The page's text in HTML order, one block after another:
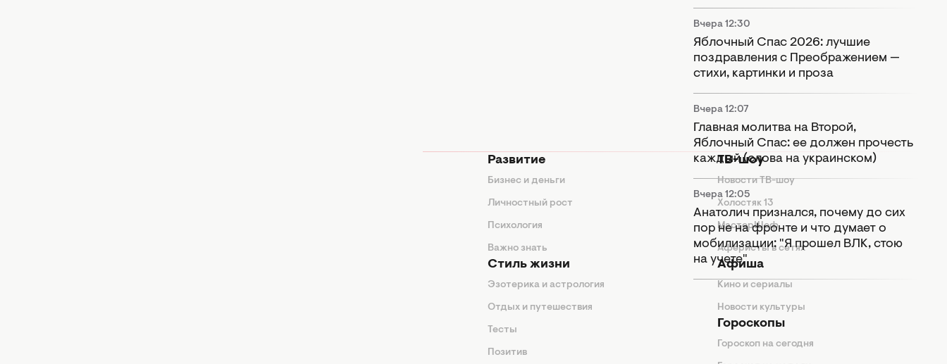
Вчера 12:30
Яблочный Спас 2026: лучшие
поздравления с Преображением —
стихи, картинки и проза
Вчера 12:07
Главная молитва на Второй,
Яблочный Спас: ее должен прочесть
каждый (слова на украинском)
Вчера 12:05
Анатолич признался, почему до сих
пор не на фронте и что думает о
мобилизации: "Я прошел ВЛК, стою
на учете"
Развитие
Бизнес и деньги
Личностный рост
Психология
Важно знать
Стиль жизни
Эзотерика и астрология
Отдых и путешествия
Тесты
Позитив
ТВ-шоу
Новости ТВ-шоу
Холостяк 13
МастерШеф
Аферисты в сетях
Афиша
Кино и сериалы
Новости культуры
Гороскопы
Гороскоп на сегодня